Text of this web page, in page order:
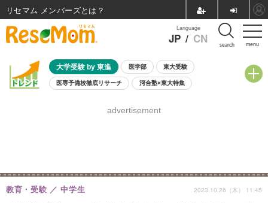
menu
Language
JP / CN search
大学受験 by 東進 医学部 東大受験
医専予備校徹底リサーチ 河合塾×東大特集
8月開催学校説明会・相談会
advertisement
教育・受験 中学生 2023.10.26（木） 11:45
リセマム メンバーズ